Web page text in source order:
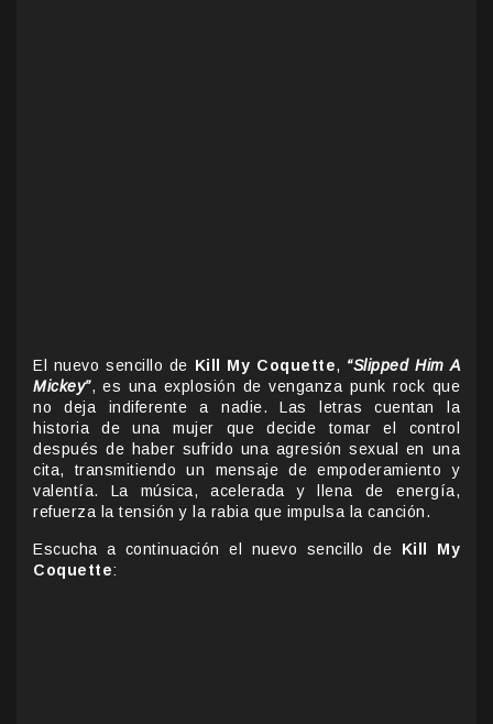
El nuevo sencillo de Kill My Coquette, “Slipped Him A
Mickey”, es una explosión de venganza punk rock que
no deja indiferente a nadie. Las letras cuentan la
historia de una mujer que decide tomar el control
después de haber sufrido una agresión sexual en una
cita, transmitiendo un mensaje de empoderamiento y
valentía. La música, acelerada y llena de energía,
refuerza la tensión y la rabia que impulsa la canción.
Escucha a continuación el nuevo sencillo de Kill My
Coquette: